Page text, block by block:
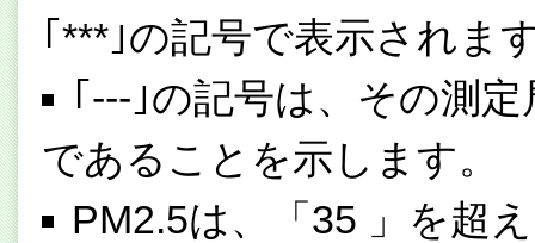
｢***｣の記号で表示されま
｢---｣の記号は、その測
であることを示します。
PM2.5は、「35 」を超